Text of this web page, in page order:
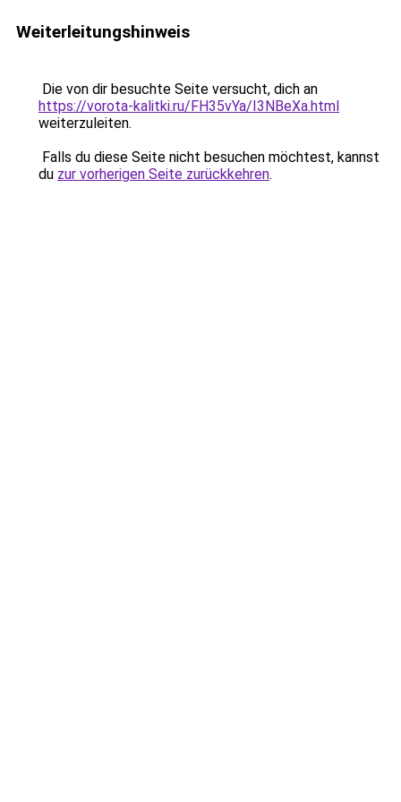
Weiterleitungshinweis
Die von dir besuchte Seite versucht, dich an
https://vorota-kalitki.ru/FH35vYa/I3NBeXa.html
weiterzuleiten.
Falls du diese Seite nicht besuchen möchtest, kannst
du zur vorherigen Seite zurückkehren.